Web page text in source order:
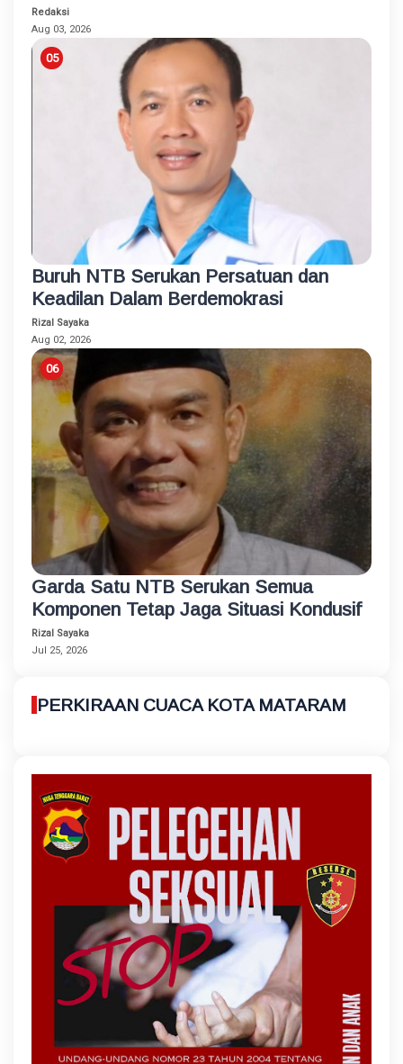
Pererat Silaturahmi dan Jaga
Kamtibmas
Redaksi
Aug 03, 2026
Buruh NTB Serukan Persatuan dan
Keadilan Dalam Berdemokrasi
Rizal Sayaka
Aug 02, 2026
Garda Satu NTB Serukan Semua
Komponen Tetap Jaga Situasi Kondusif
Rizal Sayaka
Jul 25, 2026
PERKIRAAN CUACA KOTA MATARAM